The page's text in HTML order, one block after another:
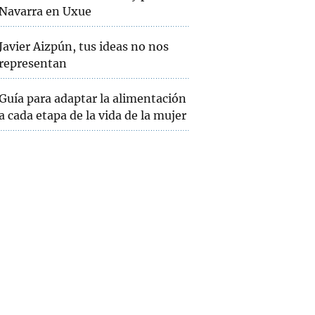
en Uxue
Aizpún, tus ideas no nos
para adaptar la alimentación
cada etapa de la vida de la mujer